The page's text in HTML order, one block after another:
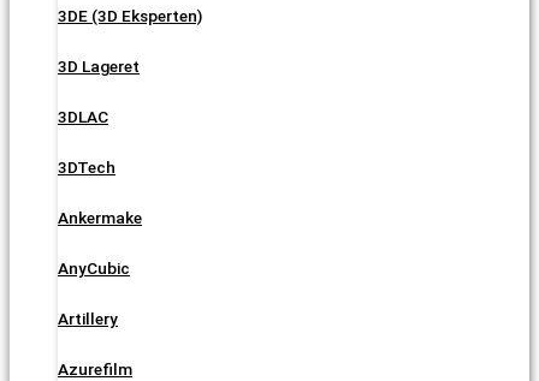
3DE (3D Eksperten)
3D Lageret
3DLAC
3DTech
Ankermake
AnyCubic
Artillery
Azurefilm